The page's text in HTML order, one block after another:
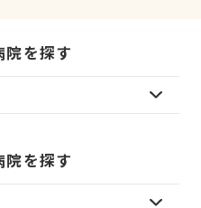
院を探す
院を探す